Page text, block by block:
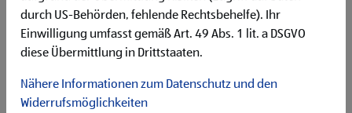
durch US-Behörden, fehlende Rechtsbehelfe). Ihr
Einwilligung umfasst gemäß Art. 49 Abs. 1 lit. a DSGVO
diese Übermittlung in Drittstaaten.
Nähere Informationen zum Datenschutz und den
Widerrufsmöglichkeiten